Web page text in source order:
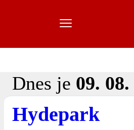
Dnes je 09.
Hydepark